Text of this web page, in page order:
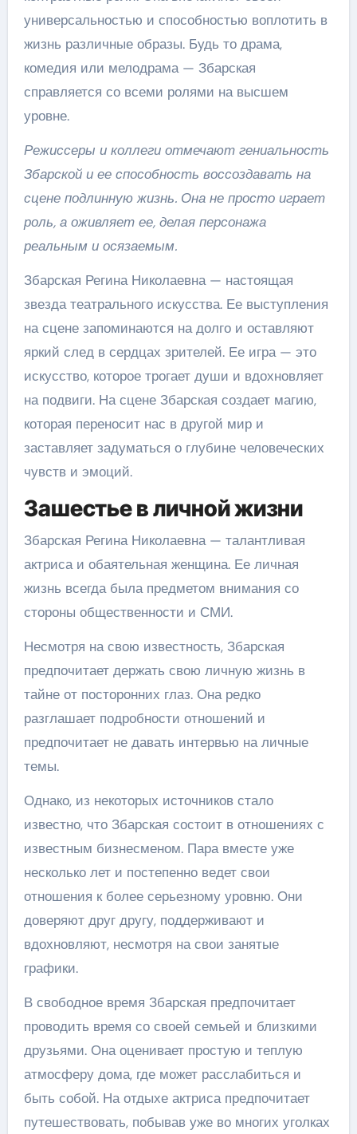
универсальностью и способностью воплотить в
жизнь различные образы. Будь то драма,
комедия или мелодрама — Збарская
справляется со всеми ролями на высшем
уровне.
Режиссеры и коллеги отмечают гениальность
Збарской и ее способность воссоздавать на
сцене подлинную жизнь. Она не просто играет
роль, а оживляет ее, делая персонажа
реальным и осязаемым.
Збарская Регина Николаевна — настоящая
звезда театрального искусства. Ее выступления
на сцене запоминаются на долго и оставляют
яркий след в сердцах зрителей. Ее игра — это
искусство, которое трогает души и вдохновляет
на подвиги. На сцене Збарская создает магию,
которая переносит нас в другой мир и
заставляет задуматься о глубине человеческих
чувств и эмоций.
Зашестье в личной жизни
Збарская Регина Николаевна — талантливая
актриса и обаятельная женщина. Ее личная
жизнь всегда была предметом внимания со
стороны общественности и СМИ.
Несмотря на свою известность, Збарская
предпочитает держать свою личную жизнь в
тайне от посторонних глаз. Она редко
разглашает подробности отношений и
предпочитает не давать интервью на личные
темы.
Однако, из некоторых источников стало
известно, что Збарская состоит в отношениях с
известным бизнесменом. Пара вместе уже
несколько лет и постепенно ведет свои
отношения к более серьезному уровню. Они
доверяют друг другу, поддерживают и
вдохновляют, несмотря на свои занятые
графики.
В свободное время Збарская предпочитает
проводить время со своей семьей и близкими
друзьями. Она оценивает простую и теплую
атмосферу дома, где может расслабиться и
быть собой. На отдыхе актриса предпочитает
путешествовать, побывав уже во многих уголках